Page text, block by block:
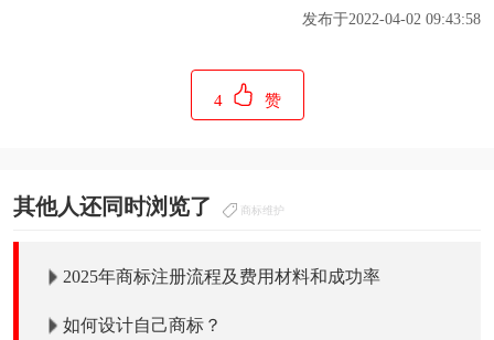
发布于2022-04-02 09:43:58
4 赞
其他人还同时浏览了 商标维护
2025年商标注册流程及费用材料和成功率
如何设计自己商标？